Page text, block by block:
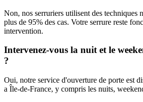
Non, nos serruriers utilisent des techniques
plus de 95% des cas. Votre serrure reste
intervention.
Intervenez-vous la nuit et le
?
Oui, notre service d'ouverture de porte est
a Île-de-France, y compris les nuits,